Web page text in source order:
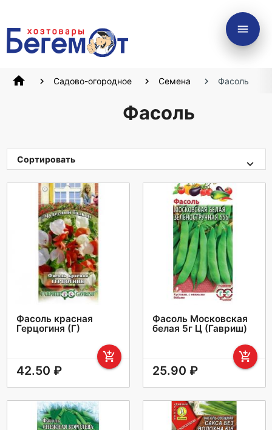
menu
home Садово-огородное Семена Фасоль
Фасоль
Сортировать
Фасоль красная
Герцогиня (Г)
add_shopping_cart
42.50 ₽
Фасоль Московская
белая 5г Ц (Гавриш)
add_shopping_cart
25.90 ₽